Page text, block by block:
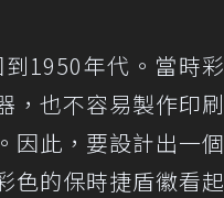
1950年代。當時彩
，也不容易製作印刷
因此，要設計出一個
色的保時捷盾徽看起